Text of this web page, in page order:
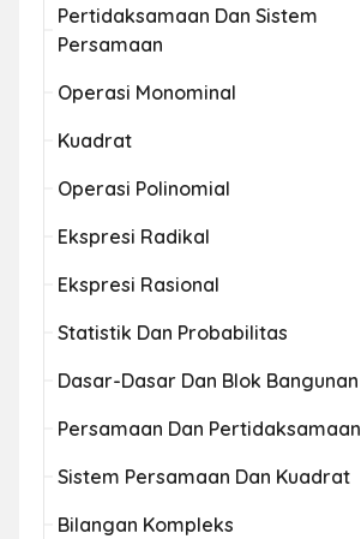
Pertidaksamaan Dan Sistem
Persamaan
Operasi Monominal
Kuadrat
Operasi Polinomial
Ekspresi Radikal
Ekspresi Rasional
Statistik Dan Probabilitas
Dasar-Dasar Dan Blok Bangunan
Persamaan Dan Pertidaksamaan
Sistem Persamaan Dan Kuadrat
Bilangan Kompleks